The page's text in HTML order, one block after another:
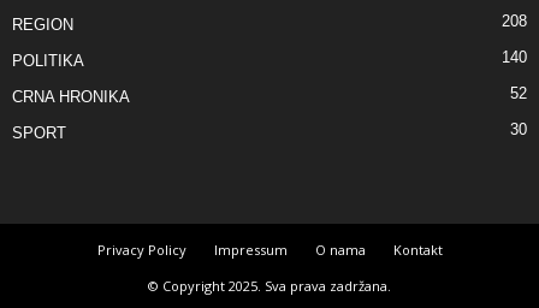
REGION 208
POLITIKA 140
CRNA HRONIKA 52
SPORT 30
Privacy Policy Impressum O nama
Kontakt
© Copyright 2025. Sva prava zadržana.